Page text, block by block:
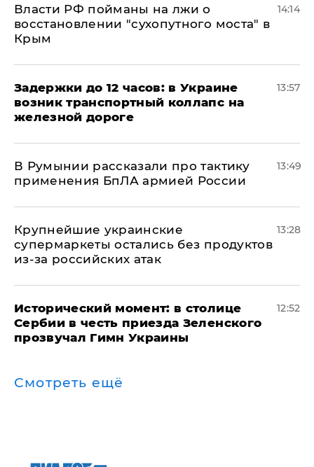
Власти РФ пойманы на лжи о
восстановлении "сухопутного моста" в
Крым
14:14
Задержки до 12 часов: в Украине
возник транспортный коллапс на
железной дороге
13:57
В Румынии рассказали про тактику
применения БпЛА армией России
13:49
Крупнейшие украинские
супермаркеты остались без продуктов
из-за российских атак
13:28
Исторический момент: в столице
Сербии в честь приезда Зеленского
прозвучал Гимн Украины
12:52
Смотреть ещё